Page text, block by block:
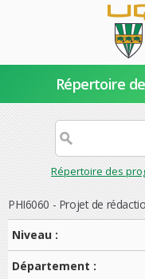
Répertoire
Répertoire des
PHI6060 - Projet de
Niveau :
Département :